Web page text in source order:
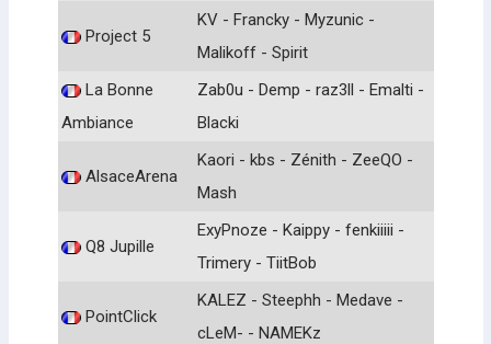
Project 5
KV - Francky - Myzunic -
Malikoff - Spirit
La Bonne
Ambiance
Zab0u - Demp - raz3ll - Emalti -
Blacki
AlsaceArena
Kaori - kbs - Zénith - ZeeQO -
Mash
Q8 Jupille
ExyPnoze - Kaippy - fenkiiiii -
Trimery - TiitBob
PointClick
KALEZ - Steephh - Medave -
cLeM- - NAMEKz